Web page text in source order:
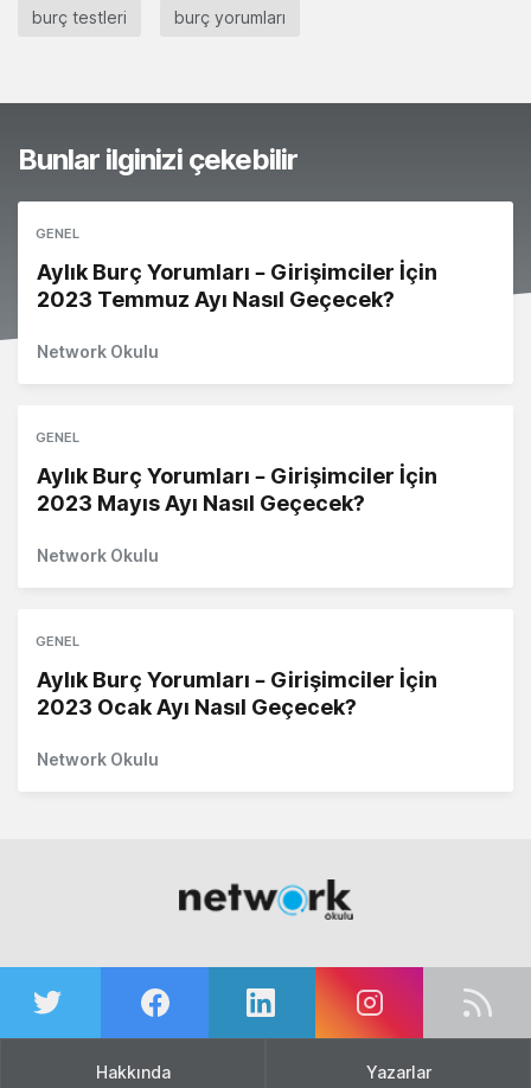
burç testleri burç yorumları
Bunlar ilginizi çekebilir
GENEL
Aylık Burç Yorumları – Girişimciler İçin
2023 Temmuz Ayı Nasıl Geçecek?
Network Okulu
GENEL
Aylık Burç Yorumları – Girişimciler İçin
2023 Mayıs Ayı Nasıl Geçecek?
Network Okulu
GENEL
Aylık Burç Yorumları – Girişimciler İçin
2023 Ocak Ayı Nasıl Geçecek?
Network Okulu
Hakkında Yazarlar